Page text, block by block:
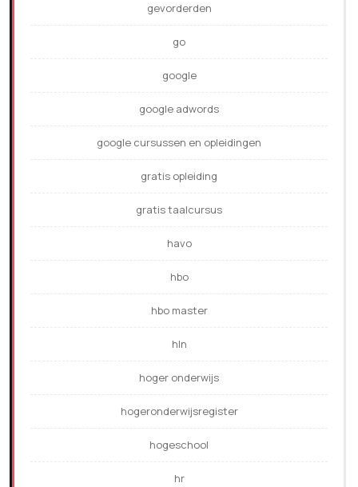
gevorderden
go
google
google adwords
google cursussen en opleidingen
gratis opleiding
gratis taalcursus
havo
hbo
hbo master
hln
hoger onderwijs
hogeronderwijsregister
hogeschool
hr